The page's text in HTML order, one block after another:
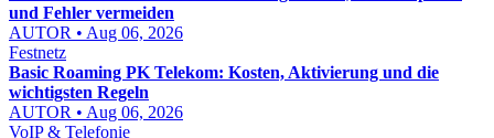
und Fehler vermeiden
AUTOR • Aug 06, 2026
Festnetz
Basic Roaming PK Telekom: Kosten, Aktivierung und die
wichtigsten Regeln
AUTOR • Aug 06, 2026
VoIP & Telefonie